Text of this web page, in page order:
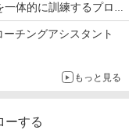
体的に訓練するプログ
チングアシスタント
もっと見る
ーする